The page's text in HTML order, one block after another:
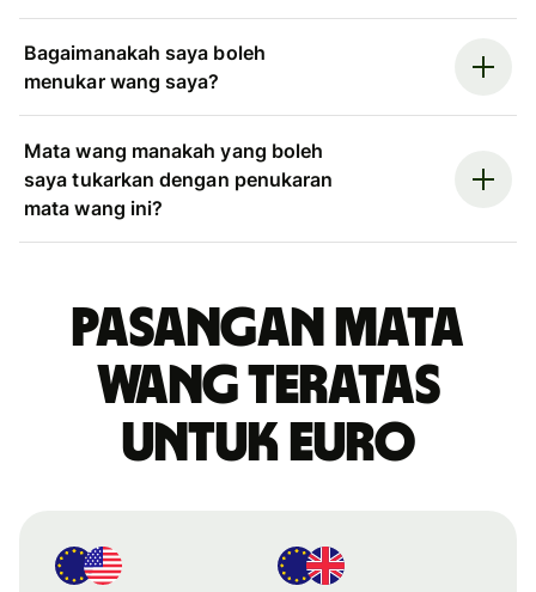
Bagaimanakah saya boleh
menukar wang saya?
Mata wang manakah yang boleh
saya tukarkan dengan penukaran
mata wang ini?
Pasangan mata
wang teratas
untuk Euro